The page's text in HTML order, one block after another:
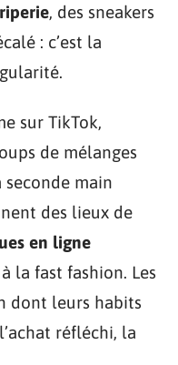
, des sneakers
: c’est la
sur TikTok,
de mélanges
main
des lieux de
en ligne
la fast fashion. Les
dont leurs habits
réfléchi, la